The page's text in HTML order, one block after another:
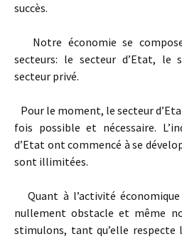
succès.
Notre économie se
secteurs: le secteur d’Etat, le
secteur privé.
Pour le moment, le secteur
fois possible et nécessaire.
d’Etat ont com­mencé à se
sont illimitées.
Quant à l’activité économique
nullement obstacle et même
stimulons, tant qu’elle respecte